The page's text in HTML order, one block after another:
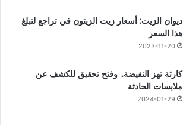
ديوان الزيت: أسعار زيت الزيتون في تراجع لتبلغ
هذا السعر
2023-11-20
كارثة تهز النفيضة.. وفتح تحقيق للكشف عن
ملابسات الحادثة
2024-01-29